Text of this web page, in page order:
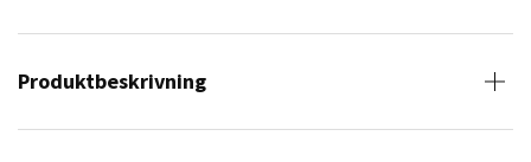
Produktbeskrivning